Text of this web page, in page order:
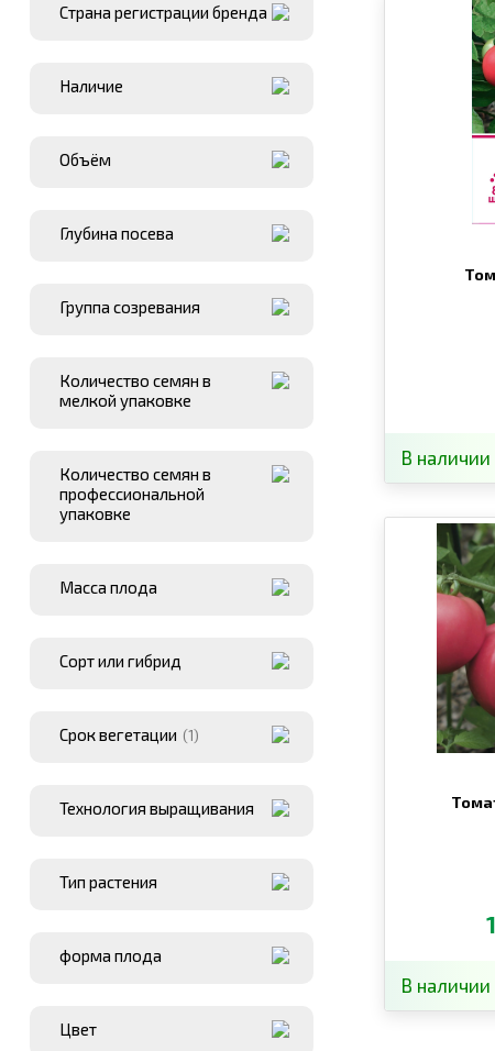
Страна регистрации бренда
Наличие
Объём
Глубина посева
Группа созревания
Количество семян в
мелкой упаковке
Количество семян в
профессиональной
упаковке
Масса плода
Сорт или гибрид
Срок вегетации (1)
Технология выращивания
Тип растения
форма плода
Цвет
В наличии
В наличии